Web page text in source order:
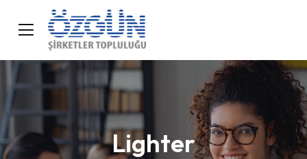
Lighter